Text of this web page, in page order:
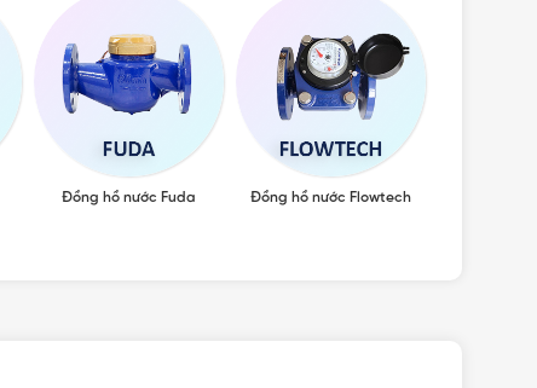
Đồng hồ nước Fuda Đồng hồ nước Flowtech